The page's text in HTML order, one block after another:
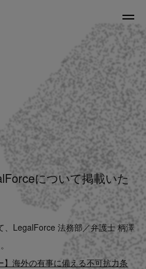
役員紹介
について掲載いた
、LegalForce 法務部／弁護士 柄澤
】海外の有事に備える不可抗力条